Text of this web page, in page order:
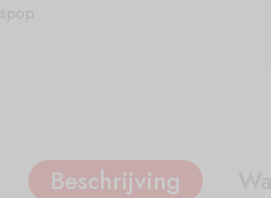
Beschrijving